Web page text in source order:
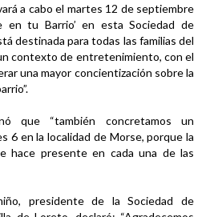
a cabo el martes 12 de septiembre
en tu Barrio’ en esta Sociedad de
destinada para todas las familias del
contexto de entretenimiento, con el
una mayor concientización sobre la
que “también concretamos un
6 en la localidad de Morse, porque la
hace presente en cada una de las
presidente de la Sociedad de